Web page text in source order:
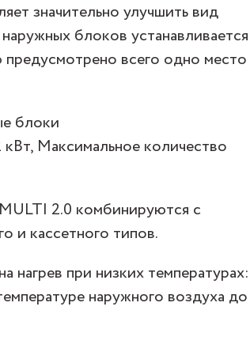
значительно улучшить вид
блоков устанавливается
предусмотрено всего одно место
блоки
Максимальное количество
2.0 комбинируются с
и кассетного типов.
нагрев при низких температурах:
наружного воздуха до